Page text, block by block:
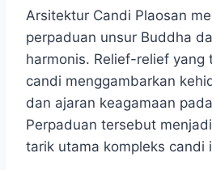
Arsitektur Candi Plaosan
perpaduan unsur Buddha
harmonis. Relief-relief
candi menggambarkan
dan ajaran keagamaan
Perpaduan tersebut
tarik utama kompleks candi